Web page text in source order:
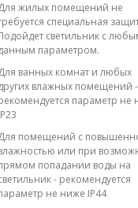
жилых помещений не
специальная
светильник с
параметром.
ванных комнат и любых
влажных помещений -
параметр не
помещений с
или при
попадании воды на
- рекомендуется
не ниже IP44